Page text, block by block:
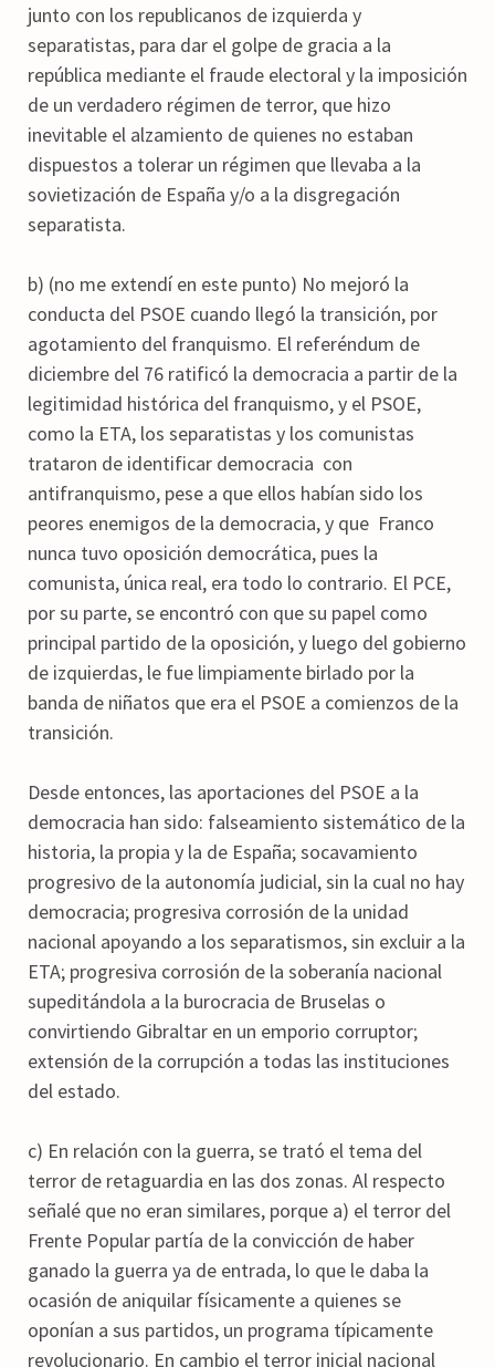
junto con los republicanos de izquierda y
separatistas, para dar el golpe de gracia a la
república mediante el fraude electoral y la imposición
de un verdadero régimen de terror, que hizo
inevitable el alzamiento de quienes no estaban
dispuestos a tolerar un régimen que llevaba a la
sovietización de España y/o a la disgregación
separatista.
b) (no me extendí en este punto) No mejoró la
conducta del PSOE cuando llegó la transición, por
agotamiento del franquismo. El referéndum de
diciembre del 76 ratificó la democracia a partir de la
legitimidad histórica del franquismo, y el PSOE,
como la ETA, los separatistas y los comunistas
trataron de identificar democracia con
antifranquismo, pese a que ellos habían sido los
peores enemigos de la democracia, y que Franco
nunca tuvo oposición democrática, pues la
comunista, única real, era todo lo contrario. El PCE,
por su parte, se encontró con que su papel como
principal partido de la oposición, y luego del gobierno
de izquierdas, le fue limpiamente birlado por la
banda de niñatos que era el PSOE a comienzos de la
transición.
Desde entonces, las aportaciones del PSOE a la
democracia han sido: falseamiento sistemático de la
historia, la propia y la de España; socavamiento
progresivo de la autonomía judicial, sin la cual no hay
democracia; progresiva corrosión de la unidad
nacional apoyando a los separatismos, sin excluir a la
ETA; progresiva corrosión de la soberanía nacional
supeditándola a la burocracia de Bruselas o
convirtiendo Gibraltar en un emporio corruptor;
extensión de la corrupción a todas las instituciones
del estado.
c) En relación con la guerra, se trató el tema del
terror de retaguardia en las dos zonas. Al respecto
señalé que no eran similares, porque a) el terror del
Frente Popular partía de la convicción de haber
ganado la guerra ya de entrada, lo que le daba la
ocasión de aniquilar físicamente a quienes se
oponían a sus partidos, un programa típicamente
revolucionario. En cambio el terror inicial nacional